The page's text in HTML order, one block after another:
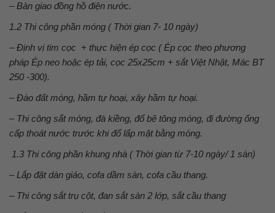
– Bàn giao đồng hồ điện nước.
1.2 Thi công phần móng ( Thời gian 7- 10 ngày)
– Định vị tim cọc + thực hiện ép cọc ( Ép cọc theo phương
pháp Ép neo hoặc ép tải, cọc 25x25cm + sắt Việt Nhật, Mác BT
250 -300).
– Đào đất móng, hầm tự hoại, xây hầm tự hoại.
– Thi công sắt móng, đà kiềng, đổ bê tông móng, đi đường ống
cấp thoát nước trước khi đổ lấp mặt bằng móng.
1.3 Thi công phần khung nhà ( Thời gian từ 7-10 ngày/ 1 sàn)
– Lắp đặt dàn giáo, cofa dầm sàn, cofa cầu thang.
– Thi công sắt trụ cột, đan sắt sàn 2 lớp, sắt cầu thang